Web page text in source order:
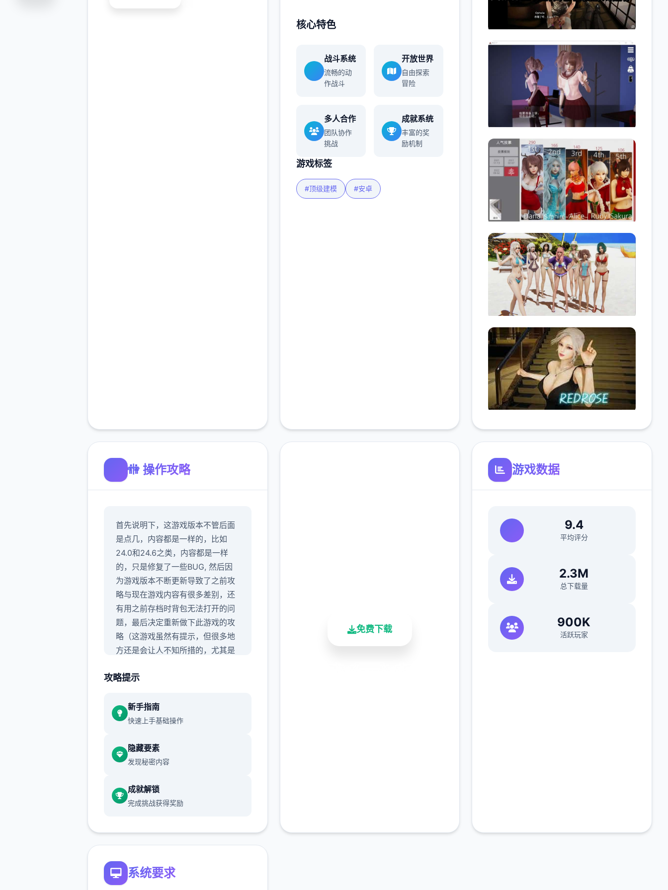
核心特色
战斗系统
流畅的动
作战斗
开放世界
自由探索
冒险
多人合作
团队协作
挑战
成就系统
丰富的奖
励机制
游戏标签
#顶级建模 #安卓
🚻 操作攻略
首先说明下，这游戏版本不管后面
是点几，内容都是一样的，比如
24.0和24.6之类，内容都是一样
的，只是修复了一些BUG, 然后因
为游戏版本不断更新导致了之前攻
略与现在游戏内容有很多差别，还
有用之前存档时背包无法打开的问
题，最后决定重新做下此游戏的攻
略（这游戏虽然有提示，但很多地
方还是会让人不知所措的，尤其是
个攻略）,玩过前面版本剧情的这次
更新主要是sakura 17号特工官网
首先进游戏剧情后先输入各种礼
包码，切记前面4个奖励礼包码只
攻略提示
新手指南
快速上手基础操作
隐藏要素
发现秘密内容
成就解锁
完成挑战获得奖励
免费下载
游戏数据
9.4
平均评分
2.3M
总下载量
900K
活跃玩家
系统要求